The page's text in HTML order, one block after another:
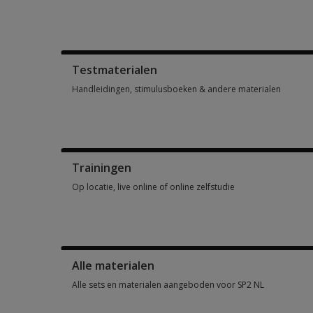
Testmaterialen
Handleidingen, stimulusboeken & andere materialen
Trainingen
Op locatie, live online of online zelfstudie
Alle materialen
Alle sets en materialen aangeboden voor SP2 NL